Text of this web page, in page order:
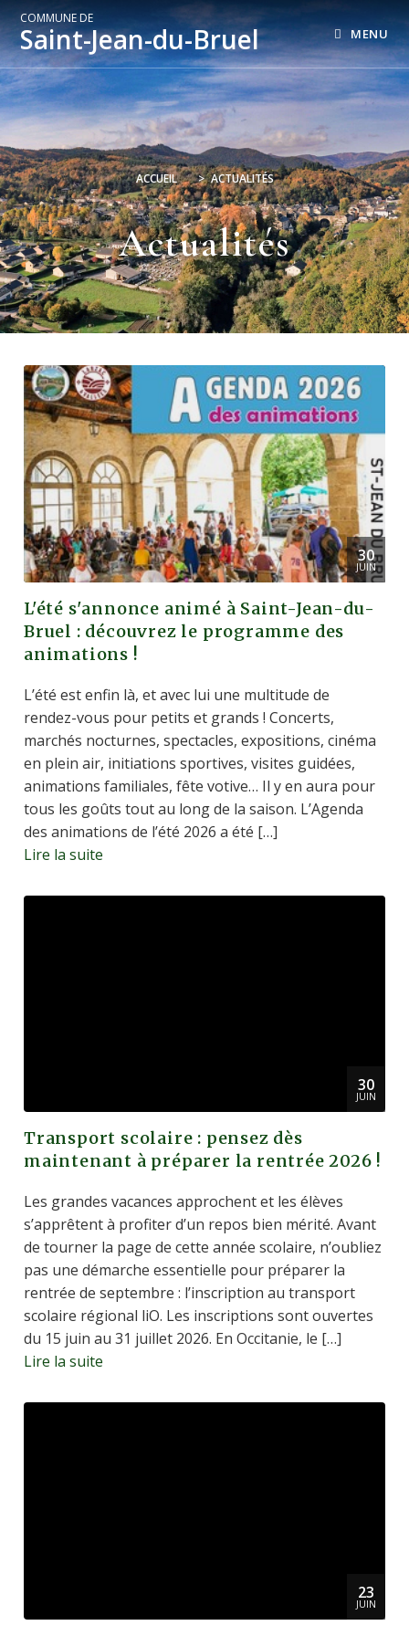
COMMUNE DE
Saint-Jean-du-Bruel MENU
ACCUEIL > ACTUALITÉS
Actualités
30
JUIN
L'été s'annonce animé à Saint-Jean-du-
Bruel : découvrez le programme des
animations !
L’été est enfin là, et avec lui une multitude de
rendez-vous pour petits et grands ! Concerts,
marchés nocturnes, spectacles, expositions, cinéma
en plein air, initiations sportives, visites guidées,
animations familiales, fête votive… Il y en aura pour
tous les goûts tout au long de la saison. L’Agenda
des animations de l’été 2026 a été […]
Lire la suite
30
JUIN
Transport scolaire : pensez dès
maintenant à préparer la rentrée 2026 !
Les grandes vacances approchent et les élèves
s’apprêtent à profiter d’un repos bien mérité. Avant
de tourner la page de cette année scolaire, n’oubliez
pas une démarche essentielle pour préparer la
rentrée de septembre : l’inscription au transport
scolaire régional liO. Les inscriptions sont ouvertes
du 15 juin au 31 juillet 2026. En Occitanie, le […]
Lire la suite
23
JUIN